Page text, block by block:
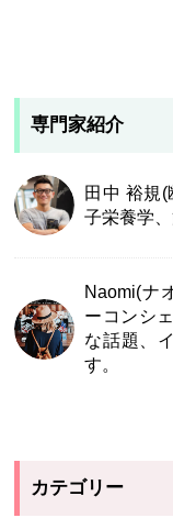
専門家紹介
田中 裕規
子栄養学
Naomi(ナ
ーコンシ
な話題、
す。
カテゴリー